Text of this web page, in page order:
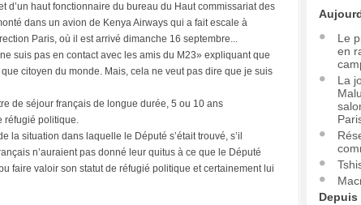
haut fonctionnaire du bureau du Haut commissariat des
dans un avion de Kenya Airways qui a fait escale à
Paris, où il est arrivé dimanche 16 septembre...
suis pas en contact avec les amis du M23» expliquant que
citoyen du monde. Mais, cela ne veut pas dire que je suis
de séjour français de longue durée, 5 ou 10 ans
réfugié politique.
la situation dans laquelle le Député s’était trouvé, s’il
n’auraient pas donné leur quitus à ce que le Député
faire valoir son statut de réfugié politique et certainement lui
Le
en
La